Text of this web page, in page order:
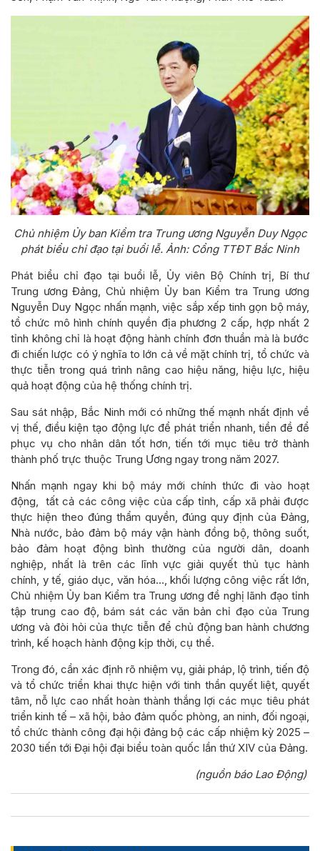
Chủ nhiệm Ủy ban Kiểm tra Trung ương Nguyễn Duy Ngọc
phát biểu chỉ đạo tại buổi lễ. Ảnh: Cổng TTĐT Bắc Ninh
Phát biểu chỉ đạo tại buổi lễ, Ủy viên Bộ Chính trị, Bí thư
Trung ương Đảng, Chủ nhiệm Ủy ban Kiểm tra Trung ương
Nguyễn Duy Ngọc nhấn mạnh, việc sắp xếp tinh gọn bộ máy,
tổ chức mô hình chính quyền địa phương 2 cấp, hợp nhất 2
tỉnh không chỉ là hoạt động hành chính đơn thuần mà là bước
đi chiến lược có ý nghĩa to lớn cả về mặt chính trị, tổ chức và
thực tiễn trong quá trình nâng cao hiệu năng, hiệu lực, hiệu
quả hoạt động của hệ thống chính trị.
Sau sát nhập, Bắc Ninh mới có những thế mạnh nhất định về
vị thế, điều kiện tạo động lực để phát triển nhanh, tiền đề để
phục vụ cho nhân dân tốt hơn, tiến tới mục tiêu trở thành
thành phố trực thuộc Trung Ương ngay trong năm 2027.
Nhấn mạnh ngay khi bộ máy mới chính thức đi vào hoạt
động, tất cả các công việc của cấp tỉnh, cấp xã phải được
thực hiện theo đúng thẩm quyền, đúng quy định của Đảng,
Nhà nước, bảo đảm bộ máy vận hành đồng bộ, thông suốt,
bảo đảm hoạt động bình thường của người dân, doanh
nghiệp, nhất là trên các lĩnh vực giải quyết thủ tục hành
chính, y tế, giáo dục, văn hóa…, khối lượng công việc rất lớn,
Chủ nhiệm Ủy ban Kiểm tra Trung ương đề nghị lãnh đạo tỉnh
tập trung cao độ, bám sát các văn bản chỉ đạo của Trung
ương và đòi hỏi của thực tiễn để chủ động ban hành chương
trình, kế hoạch hành động kịp thời, cụ thể.
Trong đó, cần xác định rõ nhiệm vụ, giải pháp, lộ trình, tiến độ
và tổ chức triển khai thực hiện với tinh thần quyết liệt, quyết
tâm, nỗ lực cao nhất hoàn thành thắng lợi các mục tiêu phát
triển kinh tế – xã hội, bảo đảm quốc phòng, an ninh, đối ngoại,
tổ chức thành công đại hội đảng bộ các cấp nhiệm kỳ 2025 –
2030 tiến tới Đại hội đại biểu toàn quốc lần thứ XIV của Đảng.
(nguồn báo Lao Động)